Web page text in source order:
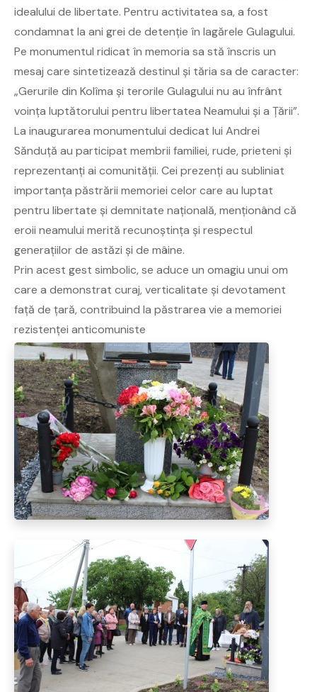
idealului de libertate. Pentru activitatea sa, a fost
condamnat la ani grei de detenție în lagărele Gulagului.
Pe monumentul ridicat în memoria sa stă înscris un
mesaj care sintetizează destinul și tăria sa de caracter:
„Gerurile din Kolîma și terorile Gulagului nu au înfrânt
voința luptătorului pentru libertatea Neamului și a Țării”.
La inaugurarea monumentului dedicat lui Andrei
Sănduță au participat membrii familiei, rude, prieteni și
reprezentanți ai comunității. Cei prezenți au subliniat
importanța păstrării memoriei celor care au luptat
pentru libertate și demnitate națională, menționând că
eroii neamului merită recunoștința și respectul
generațiilor de astăzi și de mâine.
Prin acest gest simbolic, se aduce un omagiu unui om
care a demonstrat curaj, verticalitate și devotament
față de țară, contribuind la păstrarea vie a memoriei
rezistenței anticomuniste